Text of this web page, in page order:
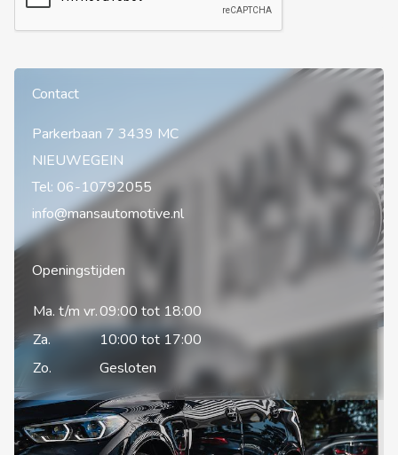
Contact
Parkerbaan 7 3439 MC
NIEUWEGEIN
Tel: 06-10792055
info@mansautomotive.nl
Openingstijden
Ma. t/m vr.09:00 tot 18:00
Za.
10:00 tot 17:00
Zo.
Gesloten